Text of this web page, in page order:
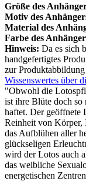
Größe des
Motiv des
Material des
Farbe des
Hinweis: Da es sich
handgefertigtes
zur Produktabbildung
Wissenswertes über
"Obwohl die
ist ihre Blüte doch so
haftet. Der geöffnete
Reinheit von Körper,
das Aufblühen aller
glückseligen
wird der Lotos auch
das weibliche
energetischen